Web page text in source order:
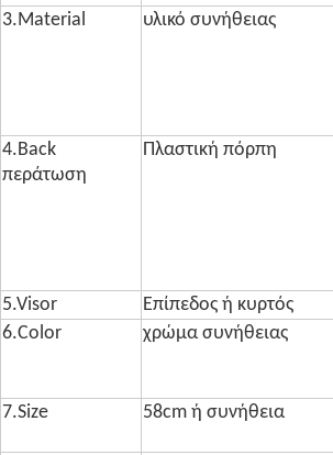
3.Material
υλικό συνήθειας
4.Back
περάτωση
Πλαστική πόρπη
5.Visor
Επίπεδος ή κυρτός
6.Color
χρώμα συνήθειας
7.Size
58cm ή συνήθεια